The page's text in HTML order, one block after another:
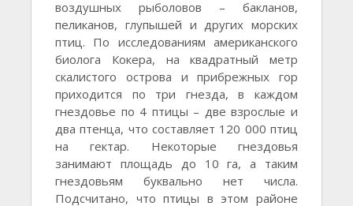
воздушных рыболовов – бакланов,
пеликанов, глупышей и других морских
птиц. По исследованиям американского
биолога Кокера, на квадратный метр
скалистого острова и прибрежных гор
приходится по три гнезда, в каждом
гнездовье по 4 птицы – две взрослые и
два птенца, что составляет 120 000 птиц
на гектар. Некоторые гнездовья
занимают площадь до 10 га, а таким
гнездовьям буквально нет числа.
Подсчитано, что птицы в этом районе